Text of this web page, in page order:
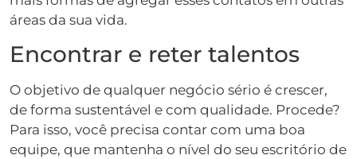
áreas da sua vida.
Encontrar e reter talentos
O objetivo de qualquer negócio sério é crescer,
de forma sustentável e com qualidade. Procede?
Para isso, você precisa contar com uma boa
equipe, que mantenha o nível do seu escritório de